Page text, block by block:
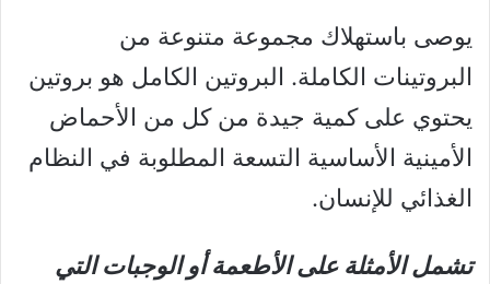
يوصى باستهلاك مجموعة متنوعة من
البروتينات الكاملة. البروتين الكامل هو بروتين
يحتوي على كمية جيدة من كل من الأحماض
الأمينية الأساسية التسعة المطلوبة في النظام
الغذائي للإنسان.
تشمل الأمثلة على الأطعمة أو الوجبات التي